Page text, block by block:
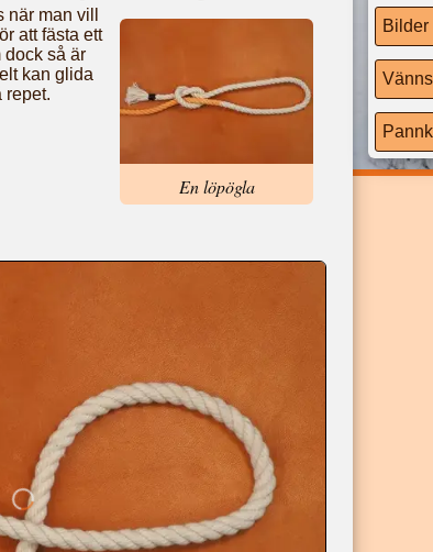
Bilder
En löpögla
man vill
att fästa ett
dock så är
kan glida
repet.